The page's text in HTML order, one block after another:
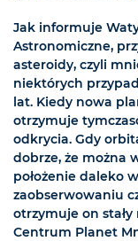
​Jak informuje
Astronomiczne,
asteroidy, czyli
niektórych
lat. Kiedy nowa
otrzymuje
odkrycia. Gdy
dobrze, że można
położenie daleko
zaobserwowaniu
otrzymuje on
Centrum Planet